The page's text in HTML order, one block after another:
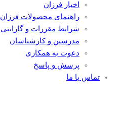
اخبار فرزان
راهنمای محصولات فرزان
شرایط مقررات و گارانتی
مدرسین و کارشناسان
دعوت به همکاری
پرسش و پاسخ
تماس با ما